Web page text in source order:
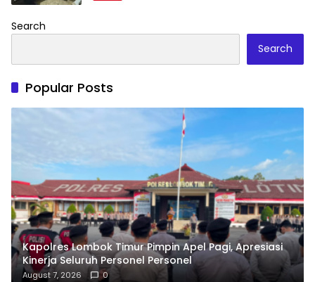
Search
Search
Popular Posts
Kapolres Lombok Timur Pimpin Apel Pagi, Apresiasi
Kinerja Seluruh Personel Personel
August 7, 2026 0